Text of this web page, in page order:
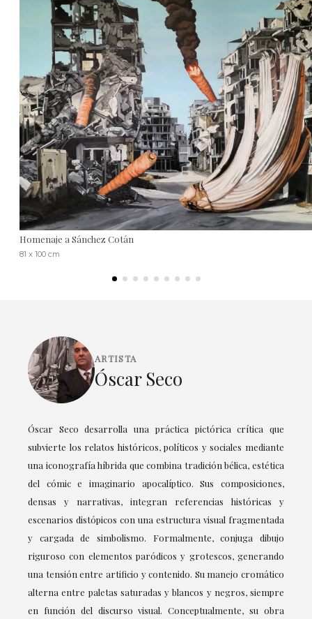
Homenaje a Sánchez Cotán
81 x 100 cm
ARTISTA
Óscar Seco
Óscar Seco desarrolla una práctica pictórica crítica que
subvierte los relatos históricos, políticos y sociales mediante
una iconografía híbrida que combina tradición bélica, estética
del cómic e imaginario apocalíptico. Sus composiciones,
densas y narrativas, integran referencias históricas y
escenarios distópicos con una estructura visual fragmentada
y cargada de simbolismo. Formalmente, conjuga dibujo
riguroso con elementos paródicos y grotescos, generando
una tensión entre artificio y contenido. Su manejo cromático
alterna entre paletas saturadas y blancos y negros, siempre
en función del discurso visual. Conceptualmente, su obra